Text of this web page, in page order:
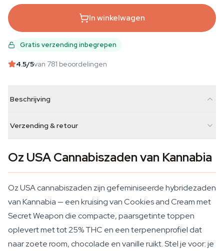
In winkelwagen
Gratis verzending inbegrepen
4.5/5van 781 beoordelingen
Beschrijving
Verzending & retour
Oz USA Cannabiszaden van Kannabia
Oz USA cannabiszaden zijn gefeminiseerde hybridezaden
van Kannabia — een kruising van Cookies and Cream met
Secret Weapon die compacte, paarsgetinte toppen
oplevert met tot 25% THC en een terpenenprofiel dat
naar zoete room, chocolade en vanille ruikt. Stel je voor: je